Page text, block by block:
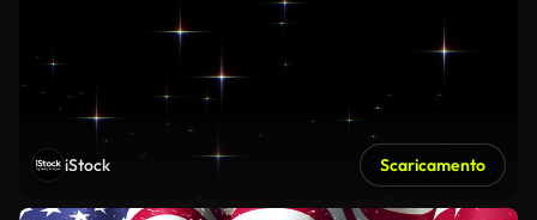
iStock Scaricamento